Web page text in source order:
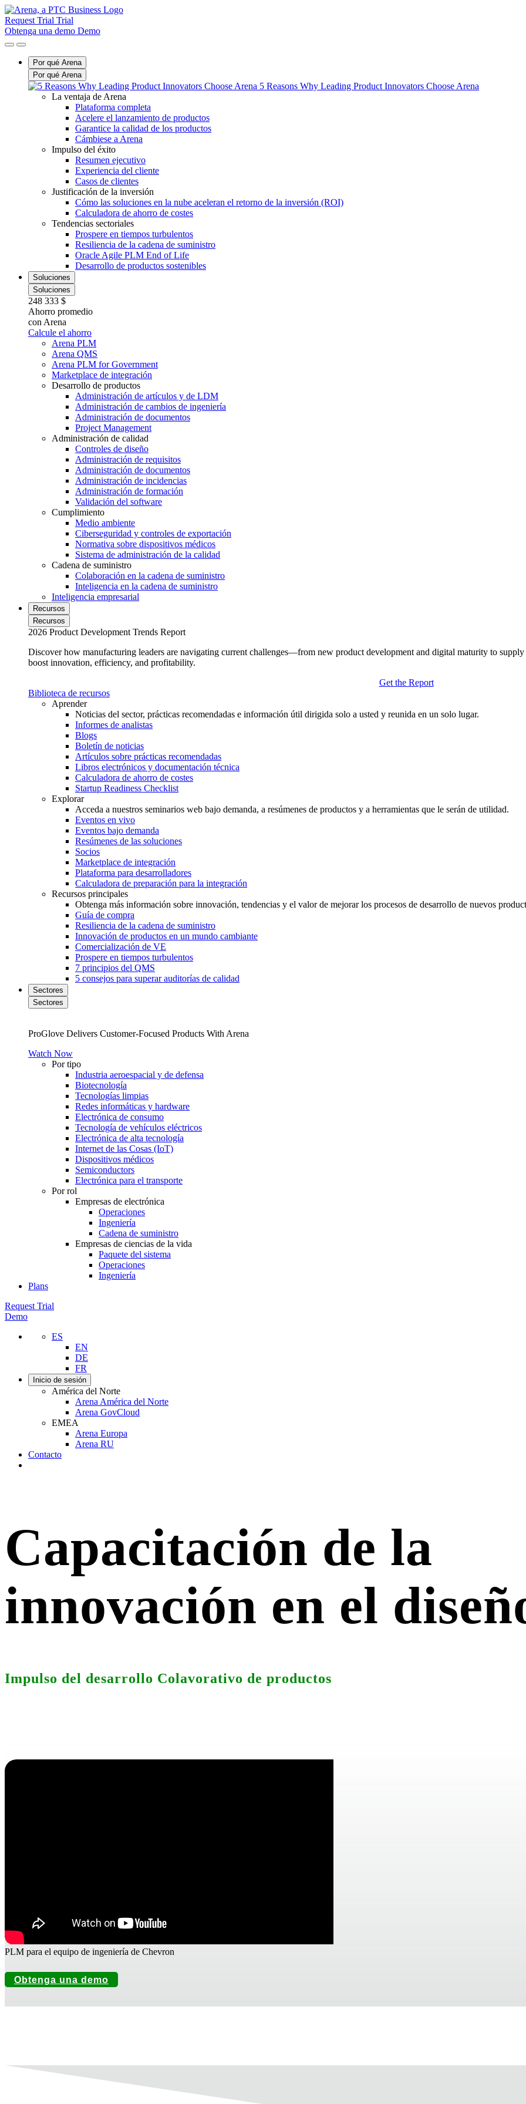
Request Trial Trial
Obtenga una demo Demo
Por qué Arena
Por qué Arena
5 Reasons Why Leading Product Innovators Choose Arena
La ventaja de Arena
Plataforma completa
Acelere el lanzamiento de productos
Garantice la calidad de los productos
Cámbiese a Arena
Impulso del éxito
Resumen ejecutivo
Experiencia del cliente
Casos de clientes
Justificación de la inversión
Cómo las soluciones en la nube aceleran el retorno de la inversión (ROI)
Calculadora de ahorro de costes
Tendencias sectoriales
Prospere en tiempos turbulentos
Resiliencia de la cadena de suministro
Oracle Agile PLM End of Life
Desarrollo de productos sostenibles
Soluciones
Soluciones
248 333 $
Ahorro promedio
con Arena
Calcule el ahorro
Arena PLM
Arena QMS
Arena PLM for Government
Marketplace de integración
Desarrollo de productos
Administración de artículos y de LDM
Administración de cambios de ingeniería
Administración de documentos
Project Management
Administración de calidad
Controles de diseño
Administración de requisitos
Administración de documentos
Administración de incidencias
Administración de formación
Validación del software
Cumplimiento
Medio ambiente
Ciberseguridad y controles de exportación
Normativa sobre dispositivos médicos
Sistema de administración de la calidad
Cadena de suministro
Colaboración en la cadena de suministro
Inteligencia en la cadena de suministro
Inteligencia empresarial
Recursos
Recursos
2026 Product Development Trends Report
Discover how manufacturing leaders are navigating current challenges—from new product development and digital maturity to
boost innovation, efficiency, and profitability.
Get the Report
Biblioteca de recursos
Aprender
Noticias del sector, prácticas recomendadas e información útil dirigida solo a usted y reunida en un solo lugar.
Informes de analistas
Blogs
Boletín de noticias
Artículos sobre prácticas recomendadas
Libros electrónicos y documentación técnica
Calculadora de ahorro de costes
Startup Readiness Checklist
Explorar
Acceda a nuestros seminarios web bajo demanda, a resúmenes de productos y a herramientas que le serán de utilidad.
Eventos en vivo
Eventos bajo demanda
Resúmenes de las soluciones
Socios
Marketplace de integración
Plataforma para desarrolladores
Calculadora de preparación para la integración
Recursos principales
Obtenga más información sobre innovación, tendencias y el valor de mejorar los procesos de desarrollo de nuevos
Guía de compra
Resiliencia de la cadena de suministro
Innovación de productos en un mundo cambiante
Comercialización de VE
Prospere en tiempos turbulentos
7 principios del QMS
5 consejos para superar auditorías de calidad
Sectores
Sectores
ProGlove Delivers Customer-Focused Products With Arena
Watch Now
Por tipo
Industria aeroespacial y de defensa
Biotecnología
Tecnologías limpias
Redes informáticas y hardware
Electrónica de consumo
Tecnología de vehículos eléctricos
Electrónica de alta tecnología
Internet de las Cosas (IoT)
Dispositivos médicos
Semiconductors
Electrónica para el transporte
Por rol
Empresas de electrónica
Operaciones
Ingeniería
Cadena de suministro
Empresas de ciencias de la vida
Paquete del sistema
Operaciones
Ingeniería
Plans
Request Trial
Demo
ES
EN
DE
FR
Inicio de sesión
América del Norte
Arena América del Norte
Arena GovCloud
EMEA
Arena Europa
Arena RU
Contacto
Capacitación de la
innovación en el
Impulso del desarrollo Colavorativo de productos
PLM para el equipo de ingeniería de Chevron
Obtenga una demo